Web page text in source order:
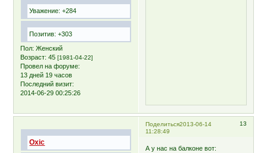
Уважение: +284
Позитив: +303
Пол: Женский
Возраст: 45[1981-04-22]
Провел на форуме:
13 дней 19 часов
Последний визит:
2014-06-29 00:25:26
Поделиться 13
2013-06-14
11:28:49
Oxic
А у нас на балконе вот: